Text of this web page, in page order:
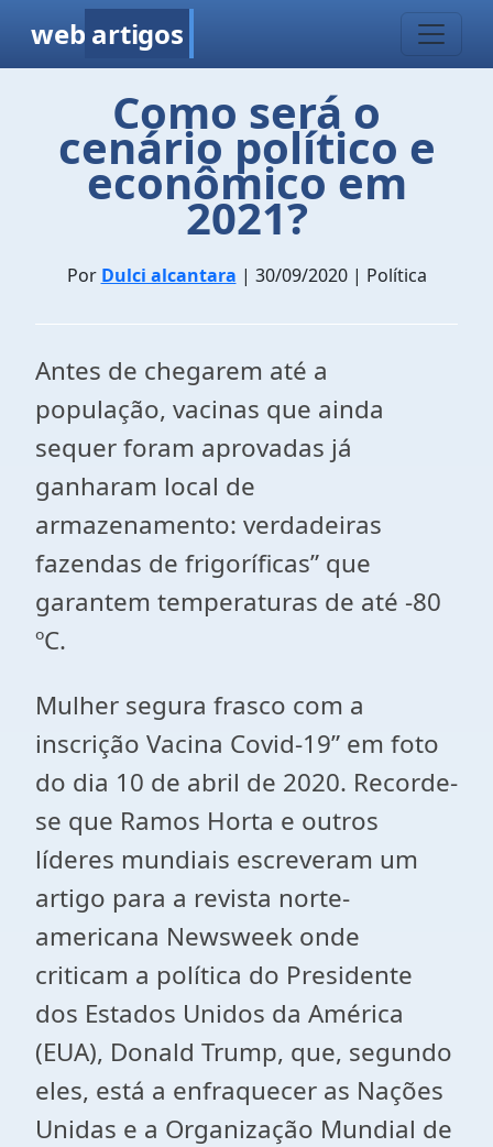
web artigos
Como será o
cenário político e
econômico em
2021?
Por Dulci alcantara | 30/09/2020 | Política
Antes de chegarem até a
população, vacinas que ainda
sequer foram aprovadas já
ganharam local de
armazenamento: verdadeiras
fazendas de frigoríficas” que
garantem temperaturas de até -80
ºC.
Mulher segura frasco com a
inscrição Vacina Covid-19” em foto
do dia 10 de abril de 2020. Recorde-
se que Ramos Horta e outros
líderes mundiais escreveram um
artigo para a revista norte-
americana Newsweek onde
criticam a política do Presidente
dos Estados Unidos da América
(EUA), Donald Trump, que, segundo
eles, está a enfraquecer as Nações
Unidas e a Organização Mundial de